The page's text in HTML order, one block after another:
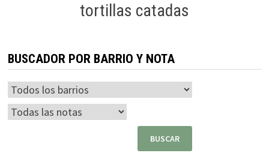
tortillas catadas
BUSCADOR POR BARRIO Y NOTA